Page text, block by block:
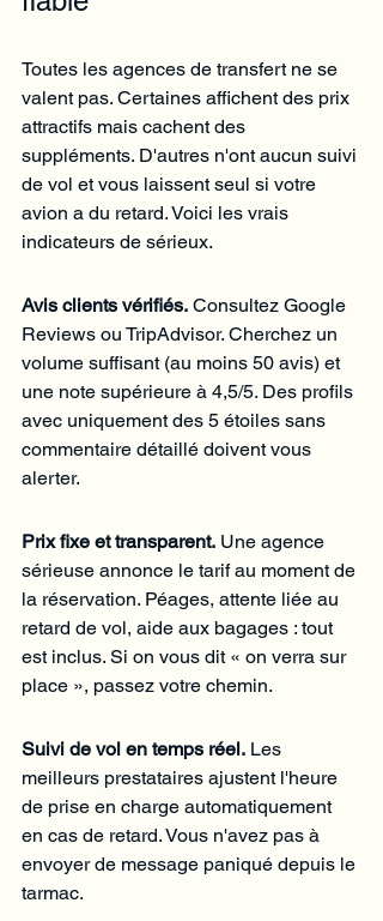
Toutes les agences de transfert ne se
valent pas. Certaines affichent des prix
attractifs mais cachent des
suppléments. D'autres n'ont aucun suivi
de vol et vous laissent seul si votre
avion a du retard. Voici les vrais
indicateurs de sérieux.
Avis clients vérifiés. Consultez Google
Reviews ou TripAdvisor. Cherchez un
volume suffisant (au moins 50 avis) et
une note supérieure à 4,5/5. Des profils
avec uniquement des 5 étoiles sans
commentaire détaillé doivent vous
alerter.
Prix fixe et transparent. Une agence
sérieuse annonce le tarif au moment de
la réservation. Péages, attente liée au
retard de vol, aide aux bagages : tout
est inclus. Si on vous dit « on verra sur
place », passez votre chemin.
Suivi de vol en temps réel. Les
meilleurs prestataires ajustent l'heure
de prise en charge automatiquement
en cas de retard. Vous n'avez pas à
envoyer de message paniqué depuis le
tarmac.